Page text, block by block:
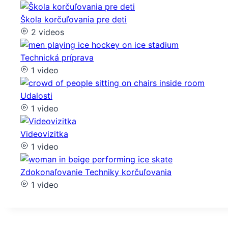
Škola korčuľovania pre deti
2 videos
Technická príprava
1 video
Udalosti
1 video
Videovizitka
1 video
Zdokonaľovanie Techniky korčuľovania
1 video